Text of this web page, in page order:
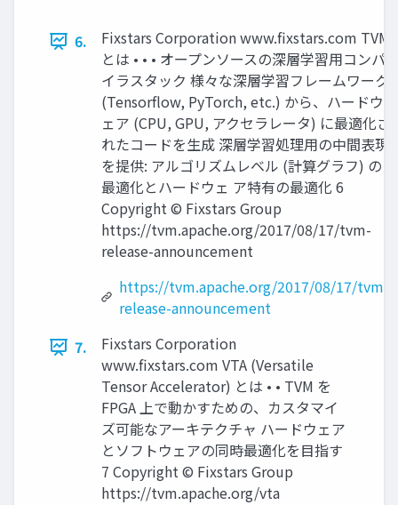
6.
Fixstars Corporation www.ﬁxstars.com TVM
とは • • • オープンソースの深層学習用コンパ
イラスタック 様々な深層学習フレームワーク
(Tensorflow, PyTorch, etc.) から、ハードウ
ェア (CPU, GPU, アクセラレータ) に最適化さ
れたコードを生成 深層学習処理用の中間表現
を提供: アルゴリズムレベル (計算グラフ) の
最適化とハードウェ ア特有の最適化 6
Copyright © Fixstars Group
https://tvm.apache.org/2017/08/17/tvm-
release-announcement
https://tvm.apache.org/2017/08/17/tvm-
release-announcement
7.
Fixstars Corporation
www.ﬁxstars.com VTA (Versatile
Tensor Accelerator) とは • • TVM を
FPGA 上で動かすための、カスタマイ
ズ可能なアーキテクチャ ハードウェア
とソフトウェアの同時最適化を目指す
7 Copyright © Fixstars Group
https://tvm.apache.org/vta